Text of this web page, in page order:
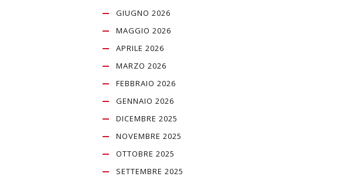
GIUGNO 2026
MAGGIO 2026
APRILE 2026
MARZO 2026
FEBBRAIO 2026
GENNAIO 2026
DICEMBRE 2025
NOVEMBRE 2025
OTTOBRE 2025
SETTEMBRE 2025